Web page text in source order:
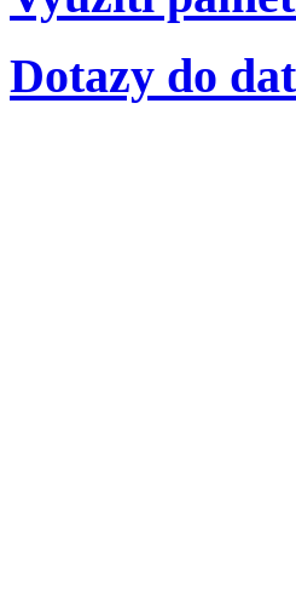
Dotazy do